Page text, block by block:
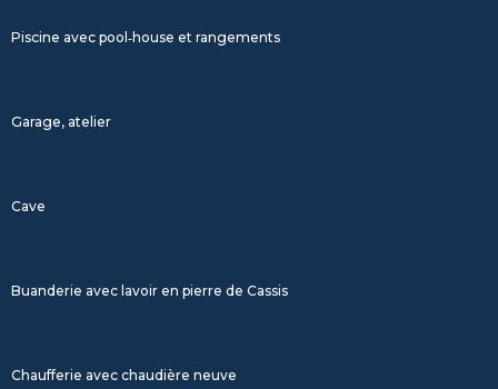
Piscine avec pool‑house et rangements
Garage, atelier
Cave
Buanderie avec lavoir en pierre de Cassis
Chaufferie avec chaudière neuve